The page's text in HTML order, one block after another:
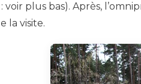
voir plus bas). Après,
la visite.